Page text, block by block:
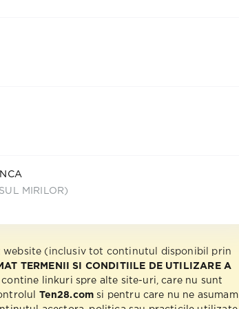
MIRILOR)
website (inclusiv tot continutul disponibil prin
TERMENII SI CONDITIILE DE UTILIZARE A
contine linkuri spre alte site-uri, care nu sunt
Ten28.com si pentru care nu ne asumam